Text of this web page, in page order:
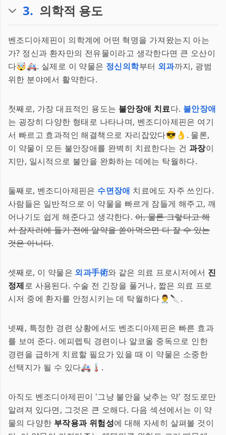
3. 의학적 용도
벤조디아제핀이 의학계에 어떤 혁명을 가져왔는지 아는
가? 정신과 환자만의 전유물이라고 생각한다면 큰 오산이
다🤯🚑. 실제로 이 약물은 정신의학부터 외과까지, 광범
위한 분야에서 활약한다.
첫째로, 가장 대표적인 용도는 불안장애 치료다. 불안장애
는 굉장히 다양한 형태로 나타나며, 벤조디아제핀은 여기
서 빠르고 효과적인 해결책으로 자리잡았다😎👌. 물론,
이 약물이 모든 불안장애를 완벽히 치료한다는 건 과장이
지만, 일시적으로 불안을 완화하는 데에는 탁월하다.
둘째로, 벤조디아제핀은 수면장애 치료에도 자주 쓰인다.
사람들은 일반적으로 이 약물을 빠르게 잠들게 해주고, 깨
어나기도 쉽게 해준다고 생각한다.아, 물론 그렇다고 해
서 잠자리에 들기 전에 알약을 쏟아먹으면 다 잘 수 있는
것은 아니다.
셋째로, 이 약물은 외과手術와 같은 의료 프로시저에서 진
정제로 사용된다. 수술 전 긴장을 풀거나, 짧은 의료 프로
시저 중에 환자를 안정시키는 데 탁월하다👨‍⚕️🔪.
넷째, 특정한 경련 상황에서도 벤조디아제핀은 빠른 효과
를 보여 준다. 에피렙틱 경련이나 알코올 중독으로 인한
경련을 급하게 치료할 필요가 있을 때 이 약물은 소중한
선택지가 될 수 있다🚑🌡.
아직도 벤조디아제핀이 '그냥 불안을 낮추는 약' 정도로만
알려져 있다면, 그것은 큰 오해다. 다음 섹션에서는 이 약
물의 다양한 부작용과 위험성에 대해 자세히 살펴볼 것이